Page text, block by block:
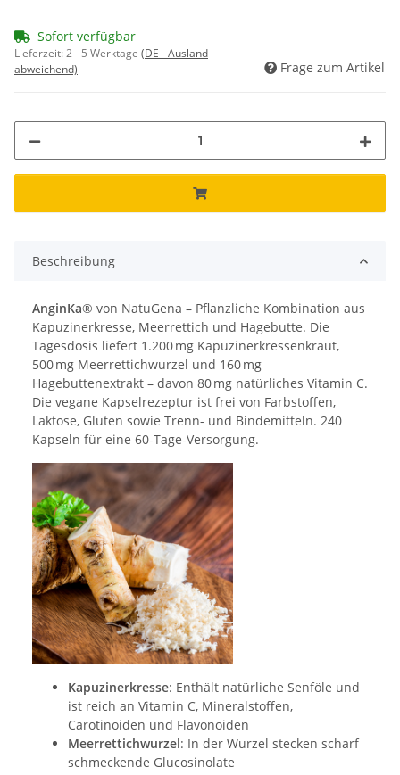
Sofort verfügbar
Lieferzeit:2 - 5 Werktage (DE - Ausland
abweichend)
Frage zum Artikel
Beschreibung
AnginKa® von NatuGena – Pflanzliche Kombination aus
Kapuzinerkresse, Meerrettich und Hagebutte. Die
Tagesdosis liefert 1.200 mg Kapuzinerkressenkraut,
500 mg Meerrettichwurzel und 160 mg
Hagebuttenextrakt – davon 80 mg natürliches Vitamin C.
Die vegane Kapselrezeptur ist frei von Farbstoffen,
Laktose, Gluten sowie Trenn- und Bindemitteln. 240
Kapseln für eine 60-Tage-Versorgung.
Kapuzinerkresse: Enthält natürliche Senföle und
ist reich an Vitamin C, Mineralstoffen,
Carotinoiden und Flavonoiden
Meerrettichwurzel: In der Wurzel stecken scharf
schmeckende Glucosinolate